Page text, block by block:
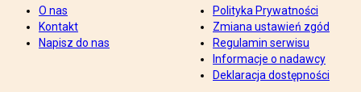
O nas
Kontakt
Napisz do nas
Polityka Prywatności
Zmiana ustawień zgód
Regulamin serwisu
Informacje o nadawcy
Deklaracja dostępności